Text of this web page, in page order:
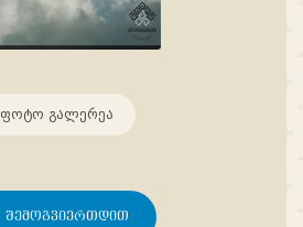
ფოტო გალერეა
ᲨᲔᲛᲝᲒᲕᲘᲔᲠᲗᲓᲘᲗ